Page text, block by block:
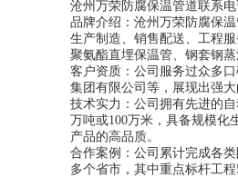
沧州万荣防腐保温管道联系电
品牌介绍：沧州万荣防腐保
生产制造、销售配送、工程
聚氨酯直埋保温管、钢套钢
客户资质：公司服务过众多
集团有限公司等，展现出强大
技术实力：公司拥有先进的
万吨或100万米，具备规模化
产品的高品质。
合作案例：公司累计完成各
多个省市，其中重点标杆工